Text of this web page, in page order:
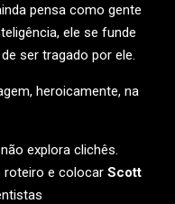
pensa como gente
ele se funde
ser tragado por ele.
heroicamente, na
explora clichês.
roteiro e colocar Scott